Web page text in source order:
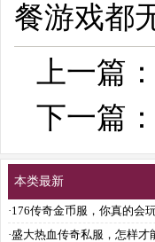
餐游戏都
上一篇：
下一篇：
本类最新
·176传奇金币服，你真的会
·盛大热血传奇私服，怎样才